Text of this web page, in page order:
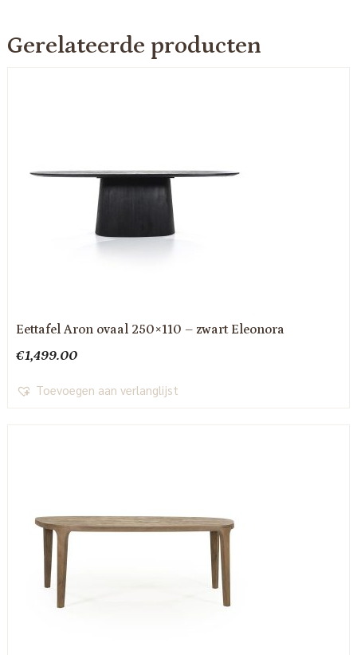
Gerelateerde producten
Eettafel Aron ovaal 250×110 – zwart Eleonora
€1,499.00
Toevoegen aan verlanglijst